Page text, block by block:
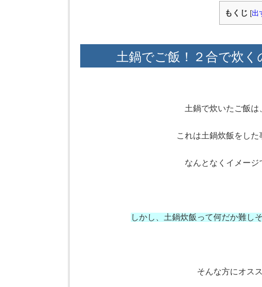
もくじ [出
土鍋でご飯！２合で炊
土鍋で炊いたご飯は
これは土鍋炊飯をした
なんとなくイメージ
しかし、土鍋炊飯って何だか難し
そんな方にオス